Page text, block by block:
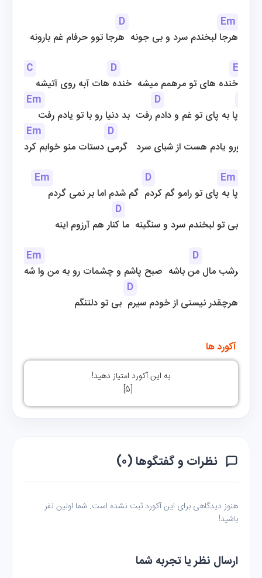
D
Em
هرجا لبخندم سرد و بی جونه  هرجا توو حرفام غم بارونه
C
D
Em
خنده های تو مرهمم میشه  خنده هات آبه روی آتیشه
Em
D
پا به پای تو غم و دادم رفت  بد دنیا رو با تو یادم رفت
Em
D
تورو یادم هست از شبای سرد   گرمی دستات منو خوابم کرد
Em
D
Em
پا به پای تو رامو گم کردم  گم شدم اما بر نمی گردم
D
بی تو لبخندم سرد و سنگینه  ما کنار هم آرزوم اینه
Em
D
هرشب مال من باشه  صبح پاشم و چشمات رو به من وا شه
D
هرچقدر نیستی از خودم سیرم  بی تو دلتنگم
آکورد ها
به این آکورد امتیاز دهید!
[
5
]
نظرات و گفتگوها (۰)
هنوز دیدگاهی برای این آکورد ثبت نشده است. شما اولین نفر
باشید!
ارسال نظر یا تجربه شما